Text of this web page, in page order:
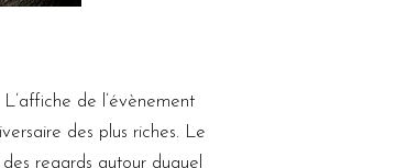
de l’évènement
des plus riches. Le
regards autour duquel